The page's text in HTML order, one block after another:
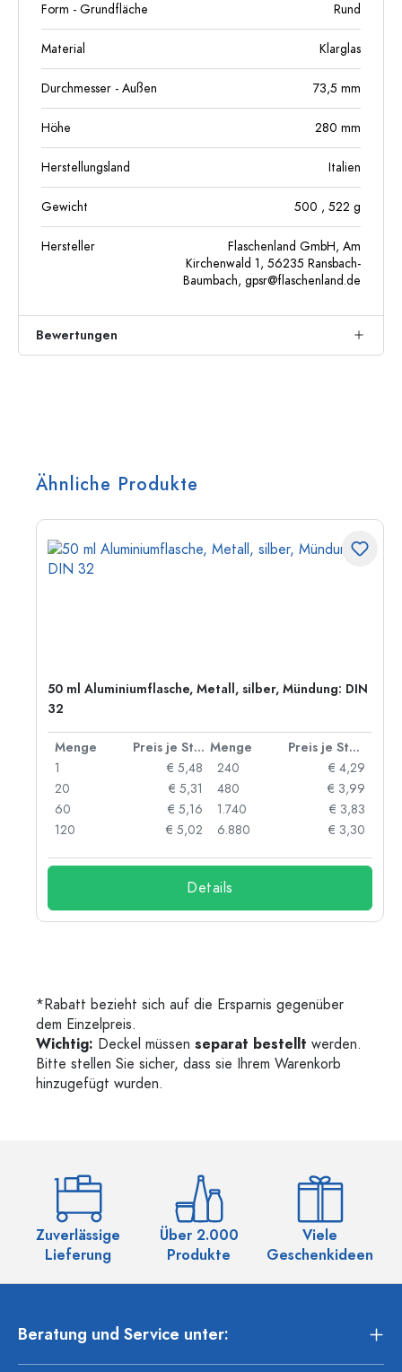
Form - Grundfläche Rund
Material Klarglas
Durchmesser - Außen 73,5 mm
Höhe 280 mm
Herstellungsland Italien
Gewicht 500 , 522 g
Hersteller
Flaschenland GmbH, Am
Kirchenwald 1, 56235 Ransbach-
Baumbach, gpsr@flaschenland.de
Bewertungen
Ähnliche Produkte
50 ml Aluminiumflasche, Metall, silber, Mündung: DIN
32
Menge Preis je Stück Menge
Preis je Stück
1
€ 5,48
20
€ 5,31
60
€ 5,16
120
€ 5,02
240
€ 4,29
480
€ 3,99
1.740
€ 3,83
6.880
€ 3,30
Details
*Rabatt bezieht sich auf die Ersparnis gegenüber
dem Einzelpreis.
Wichtig: Deckel müssen separat bestellt werden.
Bitte stellen Sie sicher, dass sie Ihrem Warenkorb
hinzugefügt wurden.
Zuverlässige
Lieferung
Über 2.000
Produkte
Viele
Geschenkideen
Beratung und Service unter: